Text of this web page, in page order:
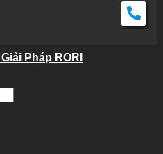
Pháp RORI